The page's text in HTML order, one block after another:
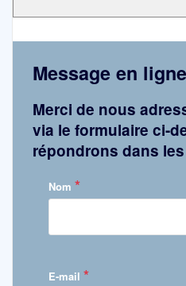
Message en ligne
Merci de nous
via le formulaire ci-
répondrons dans
Nom *
E-mail *